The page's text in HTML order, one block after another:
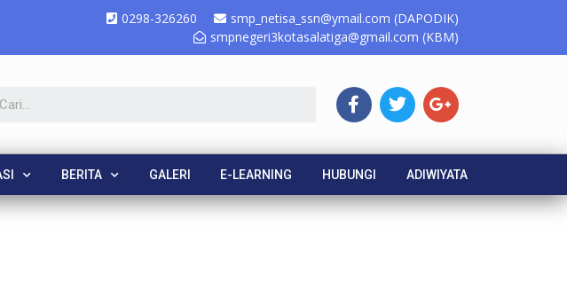
0298-326260
smp_netisa_ssn@ymail.com (DAPODIK)
smpnegeri3kotasalatiga@gmail.com (KBM)
BERITA GALERI E-LEARNING HUBUNGI ADIWIYATA